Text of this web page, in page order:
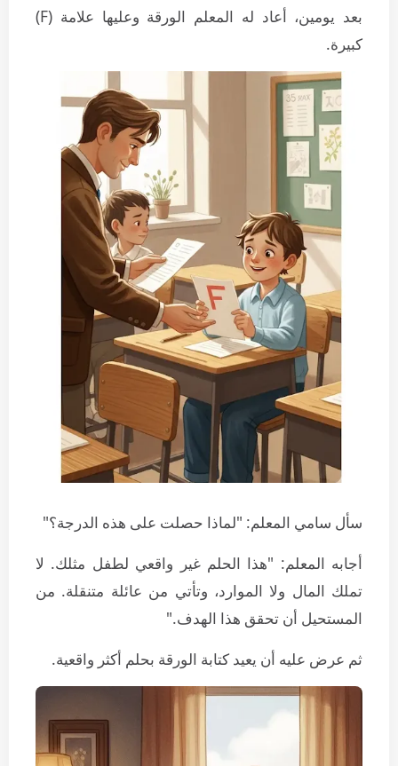
بعد يومين، أعاد له المعلم الورقة وعليها علامة (F)
كبيرة.
سأل سامي المعلم: "لماذا حصلت على هذه الدرجة؟"
أجابه المعلم: "هذا الحلم غير واقعي لطفل مثلك. لا
تملك المال ولا الموارد، وتأتي من عائلة متنقلة. من
المستحيل أن تحقق هذا الهدف."
ثم عرض عليه أن يعيد كتابة الورقة بحلم أكثر واقعية.